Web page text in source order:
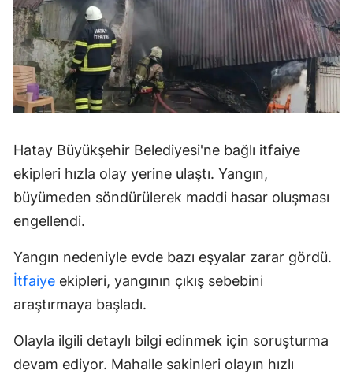
Hatay Büyükşehir Belediyesi'ne bağlı itfaiye
ekipleri hızla olay yerine ulaştı. Yangın,
büyümeden söndürülerek maddi hasar oluşması
engellendi.
Yangın nedeniyle evde bazı eşyalar zarar gördü.
İtfaiye ekipleri, yangının çıkış sebebini
araştırmaya başladı.
Olayla ilgili detaylı bilgi edinmek için soruşturma
devam ediyor. Mahalle sakinleri olayın hızlı